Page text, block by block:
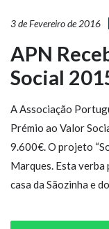
3 de Fevereiro de 2016
APN
Social
A Associação
Prémio ao Valor
9.600€. O projeto
Marques. Esta
casa da Sãozinha e